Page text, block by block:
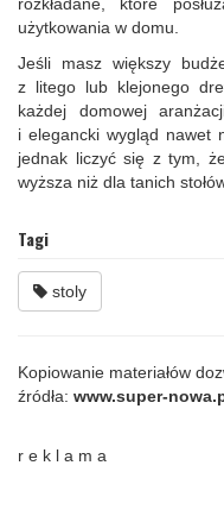
użytkowania w domu.
Jeśli masz większy
z litego lub klejonego
każdej domowej
i elegancki wygląd nawet
jednak liczyć się z tym,
wyższa niż dla tanich
Tagi
stoly
Kopiowanie materiałów
źródła: www.super-
r e k l a m a